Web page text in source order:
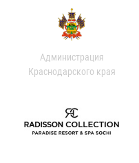
Администрация
Краснодарского края